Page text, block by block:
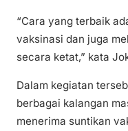
“Cara yang terbaik
vaksinasi dan juga
secara ketat,” kata
Dalam kegiatan
berbagai kalangan
menerima suntikan